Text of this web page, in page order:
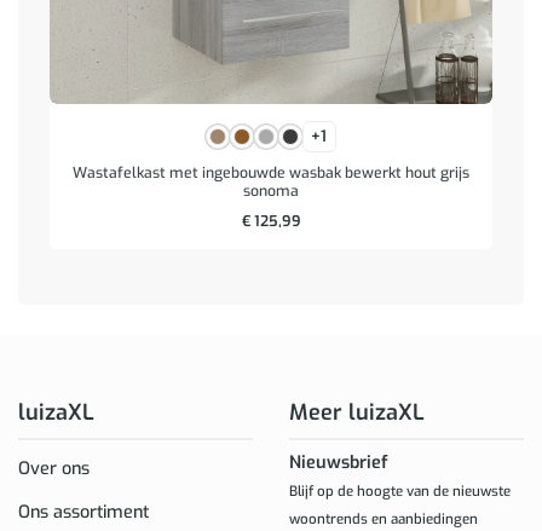
+1
Wastafelkast met ingebouwde wasbak bewerkt hout grijs
sonoma
€125,99
luizaXL
Over ons
Ons assortiment
Meer luizaXL
Nieuwsbrief
Blijf op de hoogte van de nieuwste
woontrends en aanbiedingen